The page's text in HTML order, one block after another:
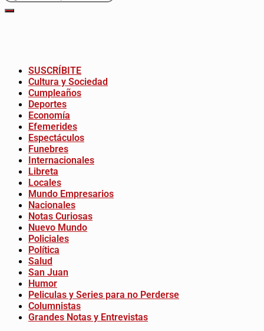
SUSCRÍBITE
Cultura y Sociedad
Cumpleaños
Deportes
Economía
Efemerides
Espectáculos
Funebres
Internacionales
Libreta
Locales
Mundo Empresarios
Nacionales
Notas Curiosas
Nuevo Mundo
Policiales
Política
Salud
San Juan
Humor
Peliculas y Series para no Perderse
Columnistas
Grandes Notas y Entrevistas